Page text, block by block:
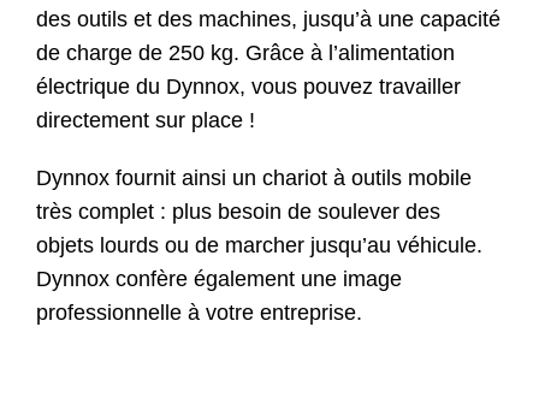
des outils et des machines, jusqu’à une capacité
de charge de 250 kg. Grâce à l’alimentation
électrique du Dynnox, vous pouvez travailler
directement sur place !
Dynnox fournit ainsi un chariot à outils mobile
très complet : plus besoin de soulever des
objets lourds ou de marcher jusqu’au véhicule.
Dynnox confère également une image
professionnelle à votre entreprise.